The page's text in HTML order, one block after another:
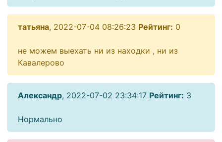
татьяна, 2022-07-04 08:26:23 Рейтинг: 0
не можем выехать ни из находки , ни из
Кавалерово
Александр, 2022-07-02 23:34:17 Рейтинг: 3
Нормально